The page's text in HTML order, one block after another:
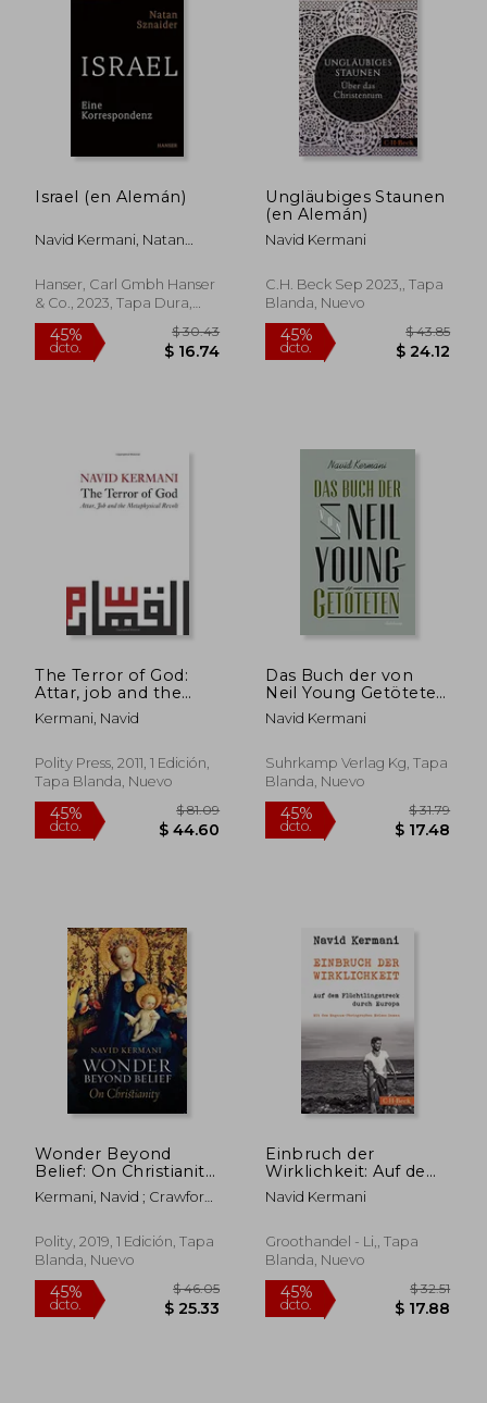
dcto.
Israel (en Alemán)
Navid Kermani, Natan
Hanser, Carl Gmbh Hanser
& Co., 2023, Tapa Dura,
Nuevo
Ungläubiges Staunen
(en Alemán)
Navid Kermani
C.H. Beck Sep 2023,, Tapa
Blanda, Nuevo
45%
dcto.
The Terror of God:
Attar, job and the
Metaphysical Revolt
(en Inglés)
Kermani, Navid
Polity Press, 2011, 1 Edición,
Tapa Blanda, Nuevo
45%
dcto. $ 44.60
Das Buch der von
Neil Young Getöteten
(Suhrkamp
Taschenbuch) (en
Navid Kermani
Suhrkamp Verlag Kg, Tapa
Blanda, Nuevo
45%
dcto.
Wonder Beyond
Belief: On Christianity
(en Inglés)
Kermani, Navid ; Crawford,
Polity, 2019, 1 Edición, Tapa
Blanda, Nuevo
Einbruch der
Wirklichkeit: Auf dem
Flüchtlingstreck
Durch Europa (en
Navid Kermani
Groothandel - Li,, Tapa
Blanda, Nuevo